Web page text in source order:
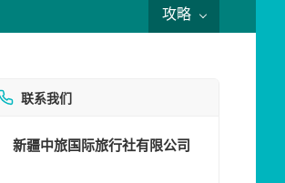
攻略
联系我们
新疆中旅国际旅行社有限公司